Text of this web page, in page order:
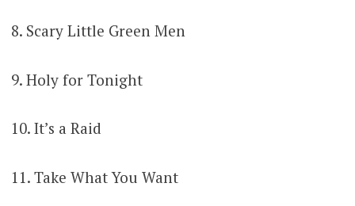
8. Scary Little Green Men
9. Holy for Tonight
10. It’s a Raid
11. Take What You Want